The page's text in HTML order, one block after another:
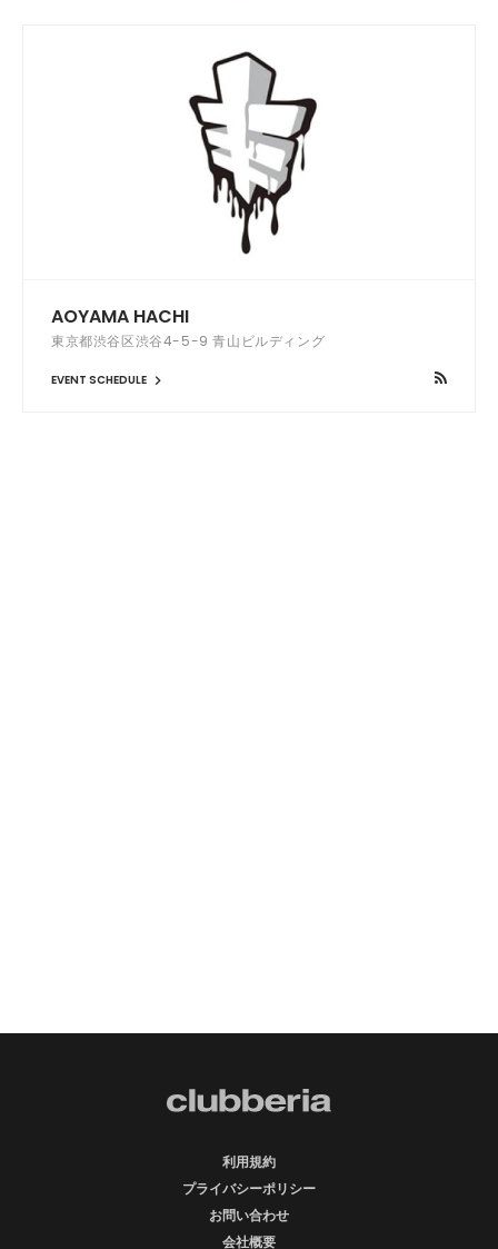
AOYAMA HACHI
東京都渋谷区渋谷4-5-9 青山ビルディング
EVENT SCHEDULE
利用規約
プライバシーポリシー
お問い合わせ
会社概要